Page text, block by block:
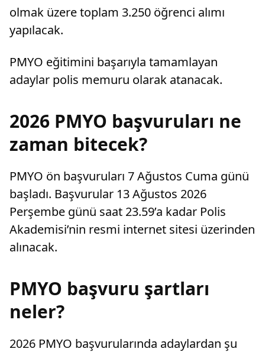
olmak üzere toplam 3.250 öğrenci alımı
yapılacak.
PMYO eğitimini başarıyla tamamlayan
adaylar polis memuru olarak atanacak.
2026 PMYO başvuruları ne
zaman bitecek?
PMYO ön başvuruları 7 Ağustos Cuma günü
başladı. Başvurular 13 Ağustos 2026
Perşembe günü saat 23.59’a kadar Polis
Akademisi’nin resmi internet sitesi üzerinden
alınacak.
PMYO başvuru şartları
neler?
2026 PMYO başvurularında adaylardan şu